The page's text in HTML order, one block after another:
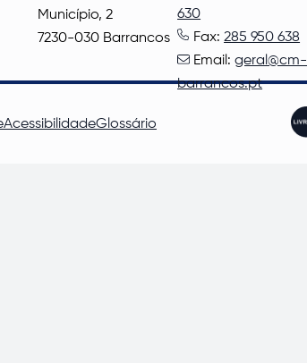
Município, 2
7230-030 Barrancos
630
Fax:285 950 638
Email:geral@cm-
barrancos.pt
AcessibilidadeGlossário